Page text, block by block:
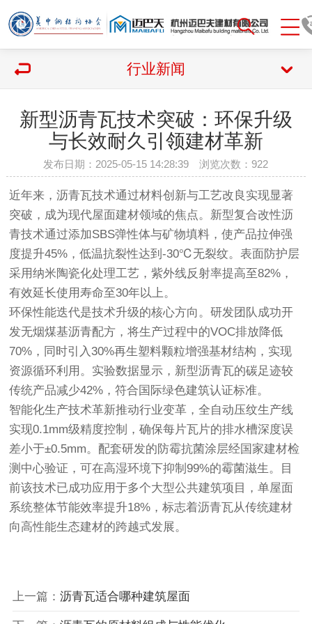
行业新闻
新型沥青瓦技术突破：环保升级
与长效耐久引领建材革新
发布日期：2025-05-15 14:28:39 浏览次数： 922
近年来，沥青瓦技术通过材料创新与工艺改良实现显著
突破，成为现代屋面建材领域的焦点。新型复合改性沥
青技术通过添加SBS弹性体与矿物填料，使产品拉伸强
度提升45%，低温抗裂性达到-30℃无裂纹。表面防护层
采用纳米陶瓷化处理工艺，紫外线反射率提高至82%，
有效延长使用寿命至30年以上。
环保性能迭代是技术升级的核心方向。研发团队成功开
发无烟煤基沥青配方，将生产过程中的VOC排放降低
70%，同时引入30%再生塑料颗粒增强基材结构，实现
资源循环利用。实验数据显示，新型沥青瓦的碳足迹较
传统产品减少42%，符合国际绿色建筑认证标准。
智能化生产技术革新推动行业变革，全自动压纹生产线
实现0.1mm级精度控制，确保每片瓦片的排水槽深度误
差小于±0.5mm。配套研发的防霉抗菌涂层经国家建材检
测中心验证，可在高湿环境下抑制99%的霉菌滋生。目
前该技术已成功应用于多个大型公共建筑项目，单屋面
系统整体节能效率提升18%，标志着沥青瓦从传统建材
向高性能生态建材的跨越式发展。
上一篇： 沥青瓦适合哪种建筑屋面